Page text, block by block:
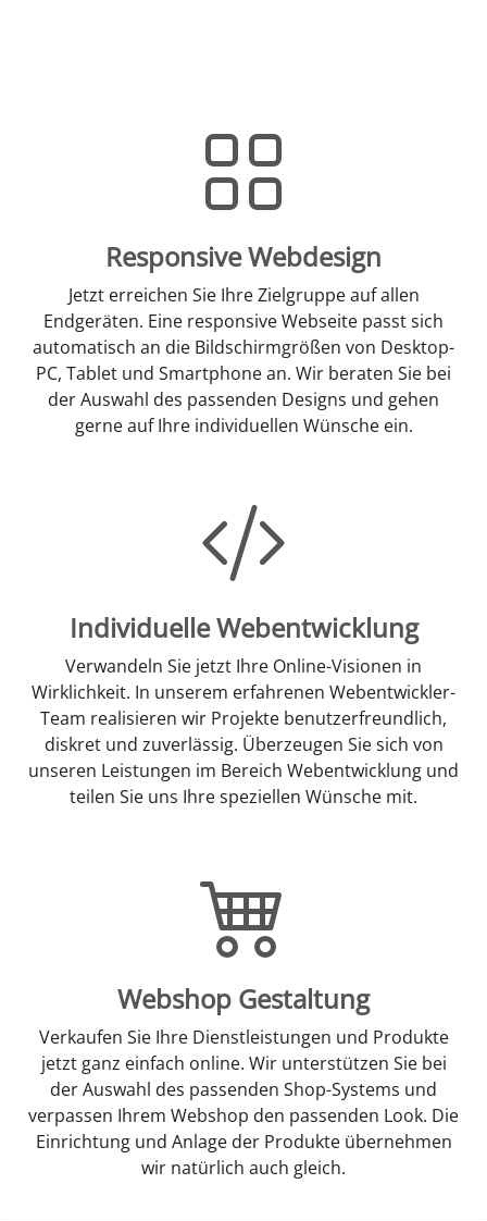
Responsive Webdesign
Jetzt erreichen Sie Ihre Zielgruppe auf allen
Endgeräten. Eine responsive Webseite passt sich
automatisch an die Bildschirmgrößen von Desktop-
PC, Tablet und Smartphone an. Wir beraten Sie bei
der Auswahl des passenden Designs und gehen
gerne auf Ihre individuellen Wünsche ein.
Individuelle Webentwicklung
Verwandeln Sie jetzt Ihre Online-Visionen in
Wirklichkeit. In unserem erfahrenen Webentwickler-
Team realisieren wir Projekte benutzerfreundlich,
diskret und zuverlässig. Überzeugen Sie sich von
unseren Leistungen im Bereich Webentwicklung und
teilen Sie uns Ihre speziellen Wünsche mit.
Webshop Gestaltung
Verkaufen Sie Ihre Dienstleistungen und Produkte
jetzt ganz einfach online. Wir unterstützen Sie bei
der Auswahl des passenden Shop-Systems und
verpassen Ihrem Webshop den passenden Look. Die
Einrichtung und Anlage der Produkte übernehmen
wir natürlich auch gleich.